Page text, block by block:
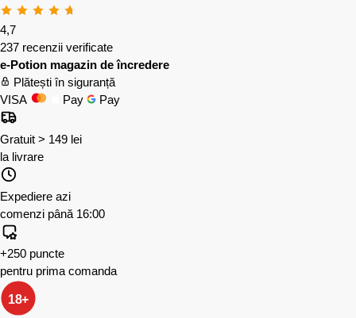
4,7
237 recenzii verificate
e-Potion magazin de încredere
Plătești în siguranță
VISA
Pay Pay
Gratuit > 149 lei
la livrare
Expediere azi
comenzi până 16:00
+250 puncte
pentru prima comanda
18+